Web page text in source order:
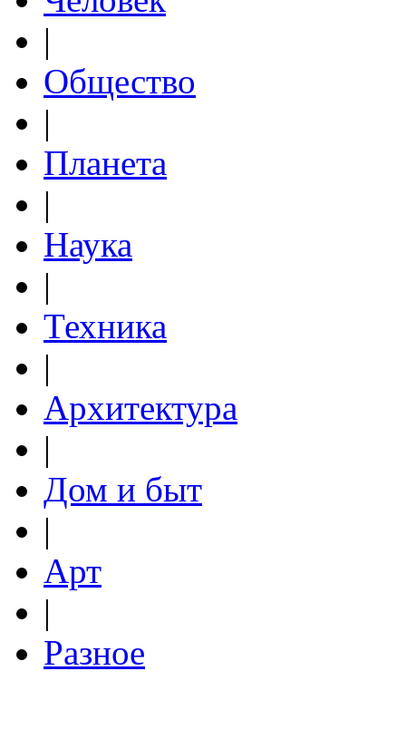
|
Общество
|
Планета
|
Наука
|
Техника
|
Архитектура
|
Дом и быт
|
Арт
|
Разное